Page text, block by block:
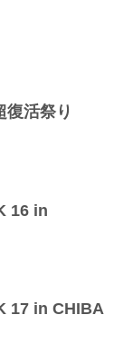
復活祭り
16 in
17 in CHIBA